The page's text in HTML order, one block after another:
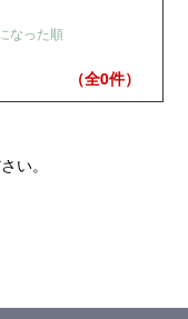
なった順
（全0件）
い。